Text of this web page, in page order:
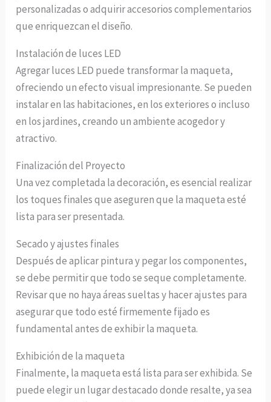
personalizadas o adquirir accesorios complementarios
que enriquezcan el diseño.
Instalación de luces LED
Agregar luces LED puede transformar la maqueta,
ofreciendo un efecto visual impresionante. Se pueden
instalar en las habitaciones, en los exteriores o incluso
en los jardines, creando un ambiente acogedor y
atractivo.
Finalización del Proyecto
Una vez completada la decoración, es esencial realizar
los toques finales que aseguren que la maqueta esté
lista para ser presentada.
Secado y ajustes finales
Después de aplicar pintura y pegar los componentes,
se debe permitir que todo se seque completamente.
Revisar que no haya áreas sueltas y hacer ajustes para
asegurar que todo esté firmemente fijado es
fundamental antes de exhibir la maqueta.
Exhibición de la maqueta
Finalmente, la maqueta está lista para ser exhibida. Se
puede elegir un lugar destacado donde resalte, ya sea